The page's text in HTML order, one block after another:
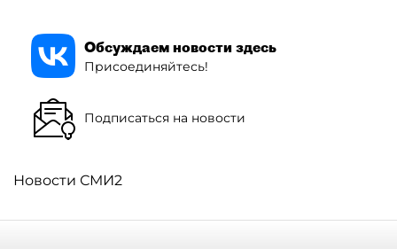
Обсуждаем новости здесь
Присоединяйтесь!
Подписаться на новости
Новости СМИ2